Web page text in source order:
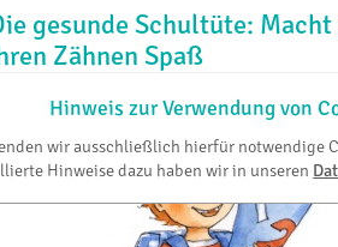
Hinweis zur Verwendung von
wir ausschließlich hierfür notwendige
Hinweise dazu haben wir in unseren
gesunde Schultüte:
Zähnen Spaß